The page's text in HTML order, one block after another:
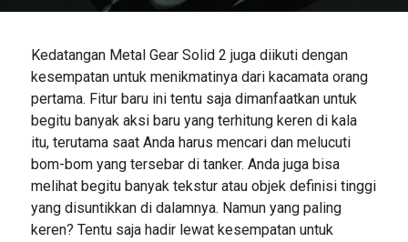
Kedatangan Metal Gear Solid 2 juga diikuti dengan
kesempatan untuk menikmatinya dari kacamata orang
pertama. Fitur baru ini tentu saja dimanfaatkan untuk
begitu banyak aksi baru yang terhitung keren di kala
itu, terutama saat Anda harus mencari dan melucuti
bom-bom yang tersebar di tanker. Anda juga bisa
melihat begitu banyak tekstur atau objek definisi tinggi
yang disuntikkan di dalamnya. Namun yang paling
keren? Tentu saja hadir lewat kesempatan untuk